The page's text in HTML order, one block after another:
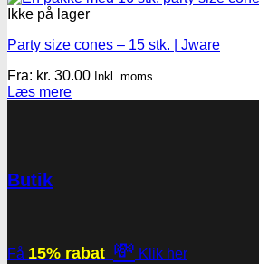
Ikke på lager
Party size cones – 15 stk. | Jware
Fra: kr. 30.00 Inkl. moms
Læs mere
Butik
Få 15% rabat 💸 Klik her